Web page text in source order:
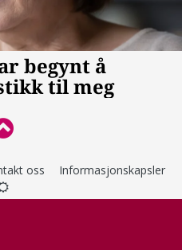
oss Informasjonskapsler